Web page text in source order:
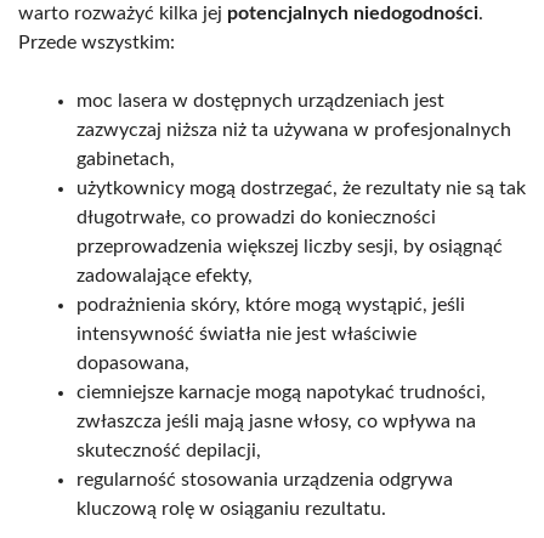
warto rozważyć kilka jej potencjalnych niedogodności.
Przede wszystkim:
moc lasera w dostępnych urządzeniach jest
zazwyczaj niższa niż ta używana w profesjonalnych
gabinetach,
użytkownicy mogą dostrzegać, że rezultaty nie są tak
długotrwałe, co prowadzi do konieczności
przeprowadzenia większej liczby sesji, by osiągnąć
zadowalające efekty,
podrażnienia skóry, które mogą wystąpić, jeśli
intensywność światła nie jest właściwie
dopasowana,
ciemniejsze karnacje mogą napotykać trudności,
zwłaszcza jeśli mają jasne włosy, co wpływa na
skuteczność depilacji,
regularność stosowania urządzenia odgrywa
kluczową rolę w osiąganiu rezultatu.